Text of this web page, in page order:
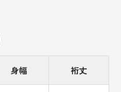
身幅 裄丈